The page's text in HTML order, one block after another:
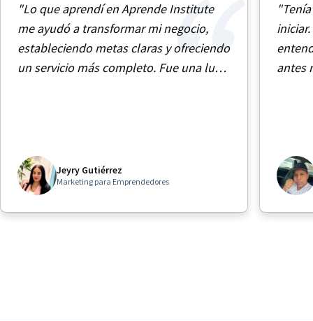
"Lo que aprendí en Aprende Institute
me ayudó a transformar mi negocio,
estableciendo metas claras y ofreciendo
un servicio más completo. Fue una luz
Jeyry Gutiérrez
Marketing para Emprendedores
antes